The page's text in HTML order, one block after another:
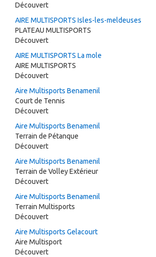
Découvert
AIRE MULTISPORTS Isles-les-meldeuses
PLATEAU MULTISPORTS
Découvert
AIRE MULTISPORTS La mole
AIRE MULTISPORTS
Découvert
Aire Multisports Benamenil
Court de Tennis
Découvert
Aire Multisports Benamenil
Terrain de Pétanque
Découvert
Aire Multisports Benamenil
Terrain de Volley Extérieur
Découvert
Aire Multisports Benamenil
Terrain Multisports
Découvert
Aire Multisports Gelacourt
Aire Multisport
Découvert